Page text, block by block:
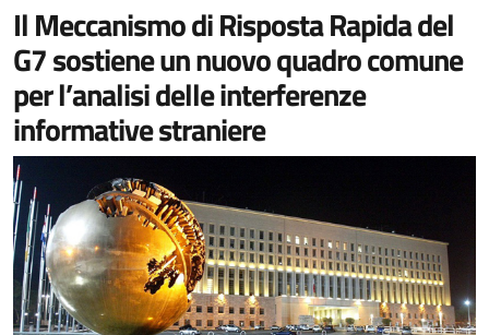
Il Meccanismo di Risposta Rapida del
G7 sostiene un nuovo quadro comune
per l’analisi delle interferenze
informative straniere